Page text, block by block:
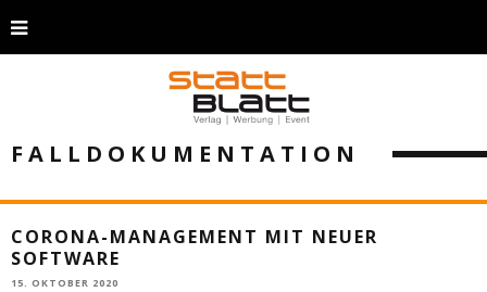
FALLDOKUMENTATION
CORONA-MANAGEMENT MIT NEUER
SOFTWARE
15. OKTOBER 2020